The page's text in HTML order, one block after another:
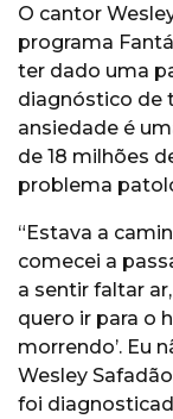
O cantor
programa
ter dado uma
diagnóstico de
ansiedade é
de 18 milhões
problema
“Estava a
comecei a
a sentir faltar
quero ir para o
morrendo’. Eu
Wesley
foi